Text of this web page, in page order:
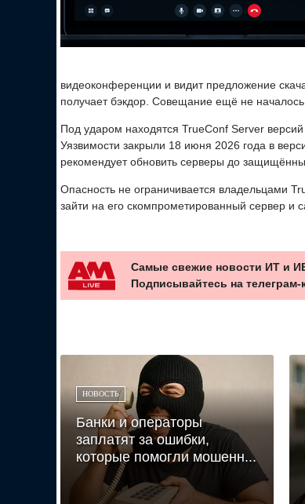
видеоконференции и видит предложение
получает бэкдор. Совещание ещё не
Под ударом находятся TrueConf Server
Уязвимости закрыли 18 июня 2026 года в
рекомендует обновить серверы до
Опасность не ограничивается владельцами
зайти на его скомпрометированный сервер и
Самые свежие новости ИТ и
Подписывайтесь на телеграм-
НОВОСТЬ
Банки и операторы
заплатят за ошибки,
которые помогли мошенн...